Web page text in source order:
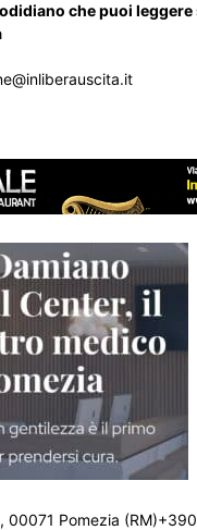
che puoi leggere
00071 Pomezia